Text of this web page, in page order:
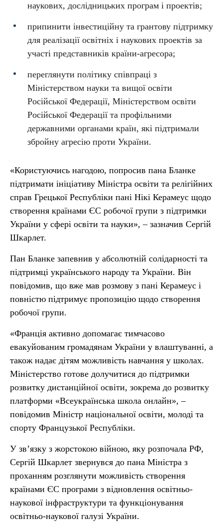
наукових, дослідницьких програм і проектів;
припинити інвестиційну та грантову підтримку
для реалізації освітніх і наукових проектів за
участі представників країни-агресора;
переглянути політику співпраці з
Міністерством науки та вищої освіти
Російської Федерації, Міністерством освіти
Російської Федерації та профільними
державними органами країн, які підтримали
збройну агресію проти України.
«Користуючись нагодою, попросив пана Бланке
підтримати ініціативу Міністра освіти та релігійних
справ Грецької Республіки пані Нікі Керамеус щодо
створення країнами ЄС робочої групи з підтримки
України у сфері освіти та науки», – зазначив Сергій
Шкарлет.
Пан Бланке запевнив у абсолютній солідарності та
підтримці українського народу та України. Він
повідомив, що вже мав розмову з пані Керамеус і
повністю підтримує пропозицію щодо створення
робочої групи.
«Франція активно допомагає тимчасово
евакуйованим громадянам України у влаштуванні, а
також надає дітям можливість навчання у школах.
Міністерство готове долучитися до підтримки
розвитку дистанційної освіти, зокрема до розвитку
платформи «Всеукраїнська школа онлайн», –
повідомив Міністр національної освіти, молоді та
спорту Французької Республіки.
У зв’язку з жорстокою війною, яку розпочала РФ,
Сергій Шкарлет звернувся до пана Міністра з
проханням розглянути можливість створення
країнами ЄС програми з відновлення освітньо-
наукової інфраструктури та функціонування
освітньо-наукової галузі України.